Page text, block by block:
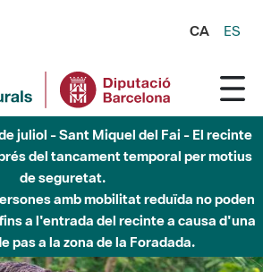
CA ES
juliol - Sant Miquel del Fai - El recinte
del tancament temporal per motius
de seguretat.
amb mobilitat reduïda no poden
a l'entrada del recinte a causa d'una
pas a la zona de la Foradada.